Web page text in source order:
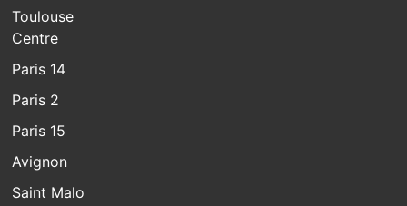
Toulouse
Centre
Paris 14
Paris 2
Paris 15
Avignon
Saint Malo